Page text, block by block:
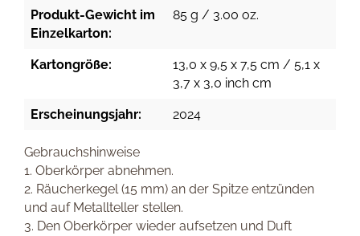
Produkt-Gewicht im
Einzelkarton:
85 g / 3.00 oz.
Kartongröße:
13,0 x 9,5 x 7,5 cm / 5,1 x
3,7 x 3,0 inch cm
Erscheinungsjahr: 2024
Gebrauchshinweise
1. Oberkörper abnehmen.
2. Räucherkegel (15 mm) an der Spitze entzünden
und auf Metallteller stellen.
3. Den Oberkörper wieder aufsetzen und Duft